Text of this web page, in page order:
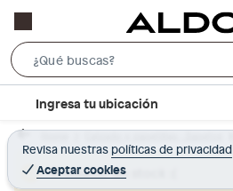
e
r
c
c
t
Ingresa tu ubicación
Revisa nuestras políticas de privacidad
Aceptar cookies
Home Calzado y zapatillas - Zapatos
Producto sin stock :(